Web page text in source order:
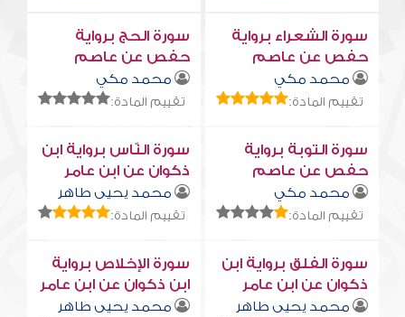
سورة الشعراء برواية
حفص عن عاصم
محمد مكي
تقييم المادة:
سورة الحج برواية
حفص عن عاصم
محمد مكي
تقييم المادة:
سورة التوبة برواية
حفص عن عاصم
محمد مكي
تقييم المادة:
سورة النّاس برواية ابن
ذكوان عن ابن عامر
محمد يحيى طاهر
تقييم المادة:
سورة الفلق برواية ابن
ذكوان عن ابن عامر
محمد يحيى طاهر
سورة الإخلاص برواية
ابن ذكوان عن ابن عامر
محمد يحيى طاهر